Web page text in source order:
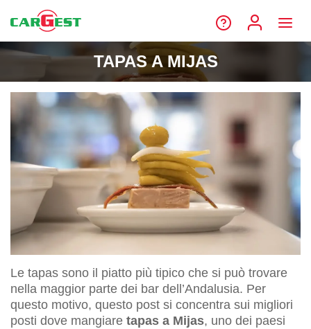
TAPAS A MIJAS
Le tapas sono il piatto più tipico che si può trovare
nella maggior parte dei bar dell’Andalusia. Per
questo motivo, questo post si concentra sui migliori
posti dove mangiare tapas a Mijas, uno dei paesi